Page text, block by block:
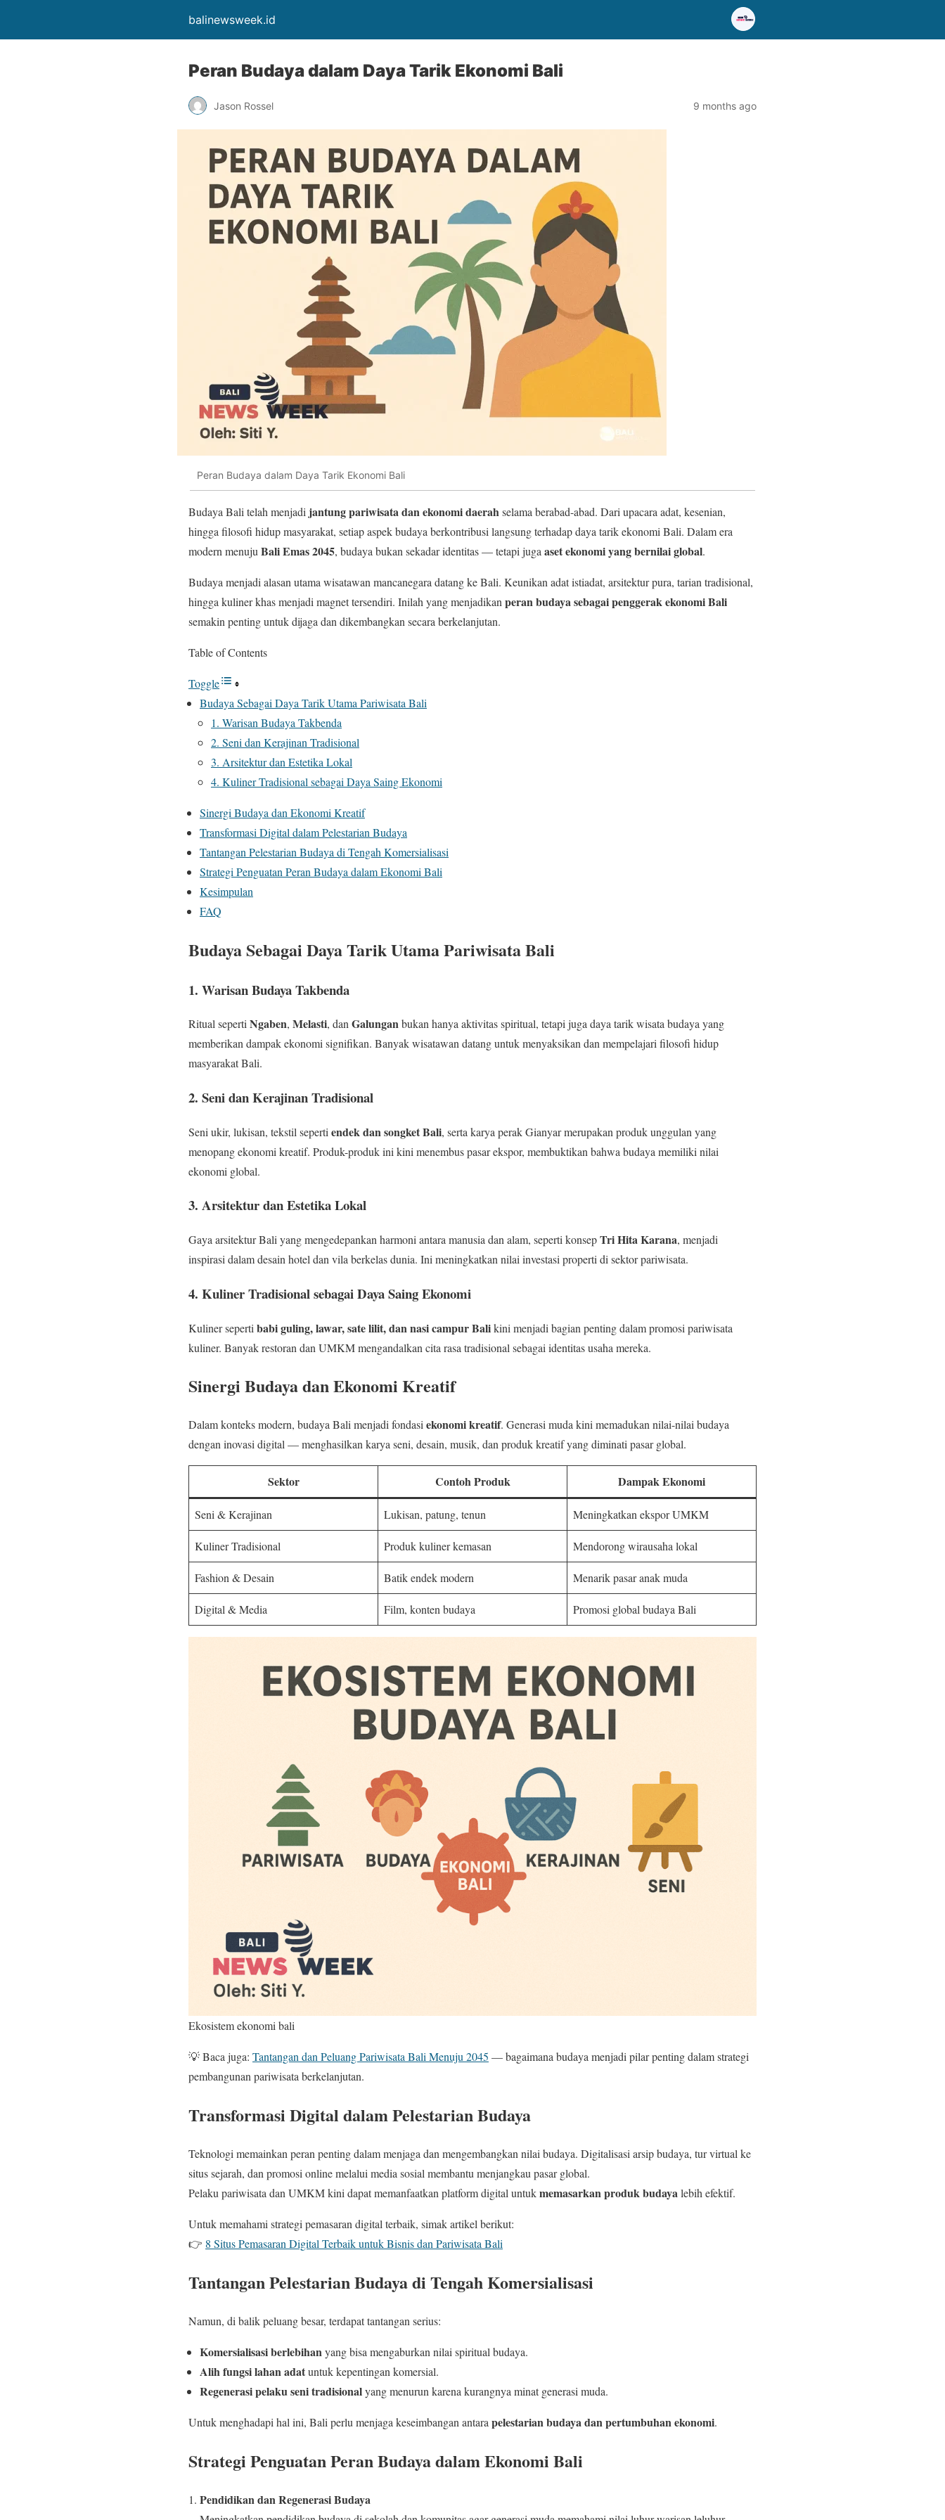
balinewsweek.id
Peran Budaya dalam Daya Tarik Ekonomi Bali
Jason Rossel 9 months ago
Peran Budaya dalam Daya Tarik Ekonomi Bali
Budaya Bali telah menjadi jantung pariwisata dan ekonomi daerahselama berabad-abad. Dari upacara adat, kesenian,
hingga filosofi hidup masyarakat, setiap aspek budaya berkontribusi langsung terhadap daya tarik ekonomi Bali. Dalam era
modern menuju Bali Emas 2045, budaya bukan sekadar identitas — tetapi juga aset ekonomi yang bernilai global.
Budaya menjadi alasan utama wisatawan mancanegara datang ke Bali. Keunikan adat istiadat, arsitektur pura, tarian tradisional,
hingga kuliner khas menjadi magnet tersendiri. Inilah yang menjadikan peran budaya sebagai penggerak ekonomi Bali
semakin penting untuk dijaga dan dikembangkan secara berkelanjutan.
Table of Contents
Toggle
Budaya Sebagai Daya Tarik Utama Pariwisata Bali
1. Warisan Budaya Takbenda
2. Seni dan Kerajinan Tradisional
3. Arsitektur dan Estetika Lokal
4. Kuliner Tradisional sebagai Daya Saing Ekonomi
Sinergi Budaya dan Ekonomi Kreatif
Transformasi Digital dalam Pelestarian Budaya
Tantangan Pelestarian Budaya di Tengah Komersialisasi
Strategi Penguatan Peran Budaya dalam Ekonomi Bali
Kesimpulan
FAQ
Budaya Sebagai Daya Tarik Utama Pariwisata Bali
1. Warisan Budaya Takbenda
Ritual sepertiNgaben, Melasti, danGalunganbukan hanya aktivitas spiritual, tetapi juga daya tarik wisata budaya yang
memberikan dampak ekonomi signifikan. Banyak wisatawan datang untuk menyaksikan dan mempelajari filosofi hidup
masyarakat Bali.
2. Seni dan Kerajinan Tradisional
Seni ukir, lukisan, tekstil seperti endek dan songket Bali, serta karya perak Gianyar merupakan produk unggulan yang
menopang ekonomi kreatif. Produk-produk ini kini menembus pasar ekspor, membuktikan bahwa budaya memiliki nilai
ekonomi global.
3. Arsitektur dan Estetika Lokal
Gaya arsitektur Bali yang mengedepankan harmoni antara manusia dan alam, seperti konsepTri Hita Karana, menjadi
inspirasi dalam desain hotel dan vila berkelas dunia. Ini meningkatkan nilai investasi properti di sektor pariwisata.
4. Kuliner Tradisional sebagai Daya Saing Ekonomi
Kuliner seperti babi guling, lawar, sate lilit, dan nasi campur Balikini menjadi bagian penting dalam promosi pariwisata
kuliner. Banyak restoran dan UMKM mengandalkan cita rasa tradisional sebagai identitas usaha mereka.
Sinergi Budaya dan Ekonomi Kreatif
Dalam konteks modern, budaya Bali menjadi fondasiekonomi kreatif. Generasi muda kini memadukan nilai-nilai budaya
dengan inovasi digital — menghasilkan karya seni, desain, musik, dan produk kreatif yang diminati pasar global.
Sektor Contoh Produk Dampak Ekonomi
Seni & Kerajinan Lukisan, patung, tenun Meningkatkan ekspor UMKM
Kuliner Tradisional Produk kuliner kemasan Mendorong wirausaha lokal
Fashion & Desain Batik endek modern Menarik pasar anak muda
Digital & Media Film, konten budaya Promosi global budaya Bali
Ekosistem ekonomi bali
💡 Baca juga: Tantangan dan Peluang Pariwisata Bali Menuju 2045 — bagaimana budaya menjadi pilar penting dalam strategi
pembangunan pariwisata berkelanjutan.
Transformasi Digital dalam Pelestarian Budaya
Teknologi memainkan peran penting dalam menjaga dan mengembangkan nilai budaya. Digitalisasi arsip budaya, tur virtual ke
situs sejarah, dan promosi online melalui media sosial membantu menjangkau pasar global.
Pelaku pariwisata dan UMKM kini dapat memanfaatkan platform digital untukmemasarkan produk budayalebih efektif.
Untuk memahami strategi pemasaran digital terbaik, simak artikel berikut:
👉 8 Situs Pemasaran Digital Terbaik untuk Bisnis dan Pariwisata Bali
Tantangan Pelestarian Budaya di Tengah Komersialisasi
Namun, di balik peluang besar, terdapat tantangan serius:
Komersialisasi berlebihanyang bisa mengaburkan nilai spiritual budaya.
Alih fungsi lahan adatuntuk kepentingan komersial.
Regenerasi pelaku seni tradisionalyang menurun karena kurangnya minat generasi muda.
Untuk menghadapi hal ini, Bali perlu menjaga keseimbangan antara pelestarian budaya dan pertumbuhan ekonomi.
Strategi Penguatan Peran Budaya dalam Ekonomi Bali
Pendidikan dan Regenerasi Budaya